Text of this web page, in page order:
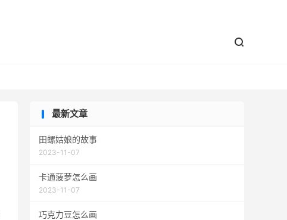

最新文章
田螺姑娘的故事
2023-11-07
卡通菠萝怎么画
2023-11-07
巧克力豆怎么画